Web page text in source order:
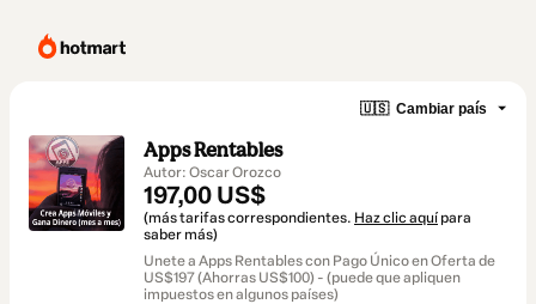
🇺🇸 Cambiar país
Apps Rentables
Autor: Oscar Orozco
197,00 US$
(más tarifas correspondientes. Haz clic aquí para
saber más)
Unete a Apps Rentables con Pago Único en Oferta de
US$197 (Ahorras US$100) - (puede que apliquen
impuestos en algunos países)